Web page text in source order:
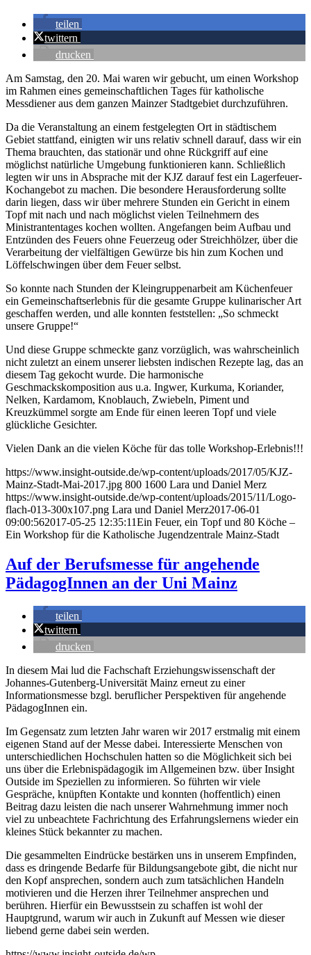
teilen
twittern
drucken
Am Samstag, den 20. Mai waren wir gebucht, um einen Workshop
im Rahmen eines gemeinschaftlichen Tages für katholische
Messdiener aus dem ganzen Mainzer Stadtgebiet durchzuführen.
Da die Veranstaltung an einem festgelegten Ort in städtischem
Gebiet stattfand, einigten wir uns relativ schnell darauf, dass wir ein
Thema brauchten, das stationär und ohne Rückgriff auf eine
möglichst natürliche Umgebung funktionieren kann. Schließlich
legten wir uns in Absprache mit der KJZ darauf fest ein Lagerfeuer-
Kochangebot zu machen. Die besondere Herausforderung sollte
darin liegen, dass wir über mehrere Stunden ein Gericht in einem
Topf mit nach und nach möglichst vielen Teilnehmern des
Ministrantentages kochen wollten. Angefangen beim Aufbau und
Entzünden des Feuers ohne Feuerzeug oder Streichhölzer, über die
Verarbeitung der vielfältigen Gewürze bis hin zum Kochen und
Löffelschwingen über dem Feuer selbst.
So konnte nach Stunden der Kleingruppenarbeit am Küchenfeuer
ein Gemeinschaftserlebnis für die gesamte Gruppe kulinarischer Art
geschaffen werden, und alle konnten feststellen: „So schmeckt
unsere Gruppe!“
Und diese Gruppe schmeckte ganz vorzüglich, was wahrscheinlich
nicht zuletzt an einem unserer liebsten indischen Rezepte lag, das an
diesem Tag gekocht wurde. Die harmonische
Geschmackskomposition aus u.a. Ingwer, Kurkuma, Koriander,
Nelken, Kardamom, Knoblauch, Zwiebeln, Piment und
Kreuzkümmel sorgte am Ende für einen leeren Topf und viele
glückliche Gesichter.
Vielen Dank an die vielen Köche für das tolle Workshop-Erlebnis!!!
https://www.insight-outside.de/wp-content/uploads/2017/05/KJZ-
Mainz-Stadt-Mai-2017.jpg 800 1600 Lara und Daniel Merz
https://www.insight-outside.de/wp-content/uploads/2015/11/Logo-
flach-013-300x107.png Lara und Daniel Merz2017-06-01
09:00:562017-05-25 12:35:11Ein Feuer, ein Topf und 80 Köche –
Ein Workshop für die Katholische Jugendzentrale Mainz-Stadt
Auf der Berufsmesse für angehende
PädagogInnen an der Uni Mainz
teilen
twittern
drucken
In diesem Mai lud die Fachschaft Erziehungswissenschaft der
Johannes-Gutenberg-Universität Mainz erneut zu einer
Informationsmesse bzgl. beruflicher Perspektiven für angehende
PädagogInnen ein.
Im Gegensatz zum letzten Jahr waren wir 2017 erstmalig mit einem
eigenen Stand auf der Messe dabei. Interessierte Menschen von
unterschiedlichen Hochschulen hatten so die Möglichkeit sich bei
uns über die Erlebnispädagogik im Allgemeinen bzw. über Insight
Outside im Speziellen zu informieren. So führten wir viele
Gespräche, knüpften Kontakte und konnten (hoffentlich) einen
Beitrag dazu leisten die nach unserer Wahrnehmung immer noch
viel zu unbeachtete Fachrichtung des Erfahrungslernens wieder ein
kleines Stück bekannter zu machen.
Die gesammelten Eindrücke bestärken uns in unserem Empfinden,
dass es dringende Bedarfe für Bildungsangebote gibt, die nicht nur
den Kopf ansprechen, sondern auch zum tatsächlichen Handeln
motivieren und die Herzen ihrer Teilnehmer ansprechen und
berühren. Hierfür ein Bewusstsein zu schaffen ist wohl der
Hauptgrund, warum wir auch in Zukunft auf Messen wie dieser
liebend gerne dabei sein werden.